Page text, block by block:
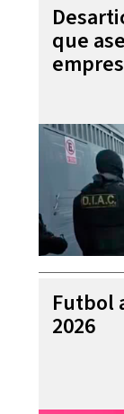
que
Futbol
2026